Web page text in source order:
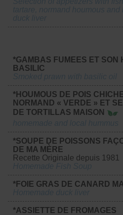
*GAMBAS FUMEES ET SON
BASILIC
*HOUMOUS DE POIS
NORMAND « VERDE » ET
DE TORTILLAS MAISON
*SOUPE DE POISSONS
DE MA MÈRE
Recette Originale depuis 1981
*FOIE GRAS DE CANARD
*ASSIETTE DE FROMAGES